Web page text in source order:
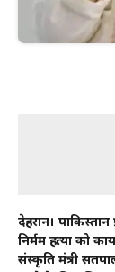
देहरादून।
निर्मम हत्या को
संस्कृति मंत्री